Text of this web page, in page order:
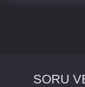
SORU